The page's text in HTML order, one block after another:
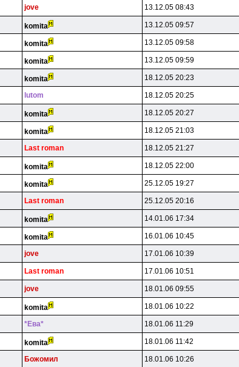
jove 13.12.05 08:43
komita 13.12.05 09:57
komita 13.12.05 09:58
komita 13.12.05 09:59
komita 18.12.05 20:23
lutom 18.12.05 20:25
komita 18.12.05 20:27
komita 18.12.05 21:03
Last roman 18.12.05 21:27
komita 18.12.05 22:00
komita 25.12.05 19:27
Last roman 25.12.05 20:16
komita 14.01.06 17:34
komita 16.01.06 10:45
jove 17.01.06 10:39
Last roman 17.01.06 10:51
jove 18.01.06 09:55
komita 18.01.06 10:22
*Eвa* 18.01.06 11:29
komita 18.01.06 11:42
Бoжoмил 18.01.06 10:26